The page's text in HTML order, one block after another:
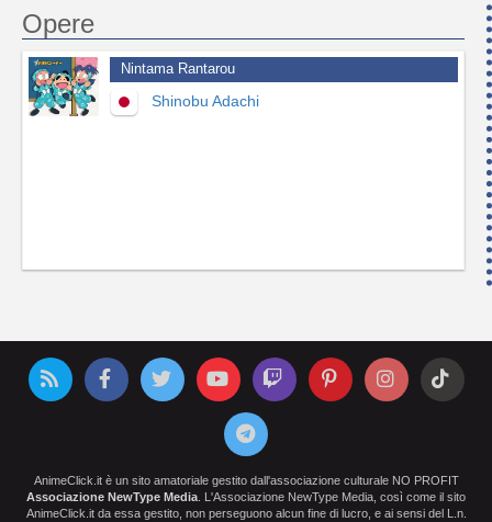
Opere
Nintama Rantarou
Shinobu Adachi
AnimeClick.it è un sito amatoriale gestito dall'associazione culturale NO PROFIT
Associazione NewType Media . L'Associazione NewType Media, così come il sito
AnimeClick.it da essa gestito, non perseguono alcun fine di lucro, e ai sensi del L.n.